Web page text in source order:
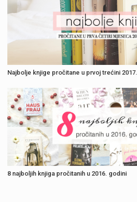
Najbolje knjige pročitane u prvoj trećini
8 najboljih knjiga pročitanih u 2016. godini